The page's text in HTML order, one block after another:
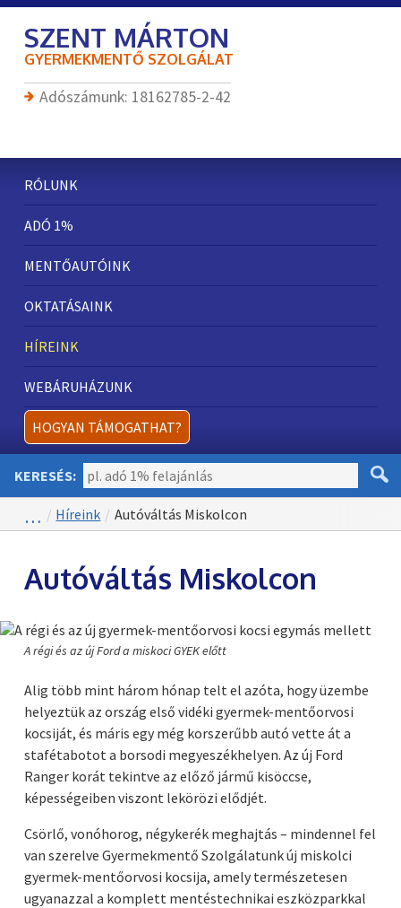
SZENT MÁRTON
GYERMEKMENTŐ SZOLGÁLAT
Adószámunk: 18162785-2-42
Elsődleges
menü
RÓLUNK
ADÓ 1%
MENTŐAUTÓINK
OKTATÁSAINK
HÍREINK
WEBÁRUHÁZUNK
HOGYAN TÁMOGATHAT?
KERESÉS:
Ön itt van:
Főoldal
Híreink Autóváltás Miskolcon
Autóváltás Miskolcon
A régi és az új Ford a miskoci GYEK előtt
Alig több mint három hónap telt el azóta, hogy üzembe
helyeztük az ország első vidéki gyermek-mentőorvosi
kocsiját, és máris egy még korszerűbb autó vette át a
stafétabotot a borsodi megyeszékhelyen. Az új Ford
Ranger korát tekintve az előző jármű kisöccse,
képességeiben viszont lekörözi elődjét.
Csörlő, vonóhorog, négykerék meghajtás – mindennel fel
van szerelve Gyermekmentő Szolgálatunk új miskolci
gyermek-mentőorvosi kocsija, amely természetesen
ugyanazzal a komplett mentéstechnikai eszközparkkal